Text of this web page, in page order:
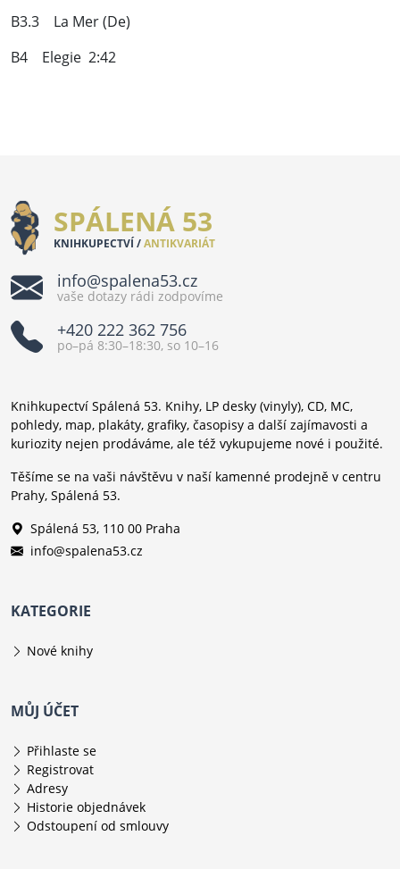
B3.3 La Mer (De)
B4 Elegie 2:42
SPÁLENÁ 53
KNIHKUPECTVÍ /ANTIKVARIÁT
info@spalena53.cz
vaše dotazy rádi zodpovíme
+420 222 362 756
po–pá 8:30–18:30, so 10–16
Knihkupectví Spálená 53. Knihy, LP desky (vinyly), CD, MC,
pohledy, map, plakáty, grafiky, časopisy a další zajímavosti a
kuriozity nejen prodáváme, ale též vykupujeme nové i použité.
Těšíme se na vaši návštěvu v naší kamenné prodejně v centru
Prahy, Spálená 53.
Spálená 53, 110 00 Praha
info@spalena53.cz
KATEGORIE
Nové knihy
MŮJ ÚČET
Přihlaste se
Registrovat
Adresy
Historie objednávek
Odstoupení od smlouvy